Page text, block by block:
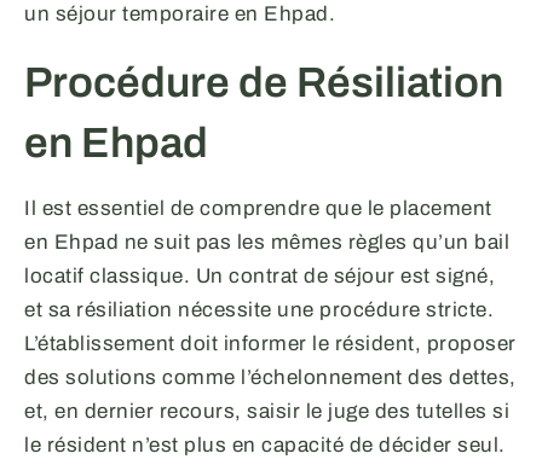
un séjour temporaire en Ehpad.
Procédure de Résiliation
en Ehpad
Il est essentiel de comprendre que le placement
en Ehpad ne suit pas les mêmes règles qu’un bail
locatif classique. Un contrat de séjour est signé,
et sa résiliation nécessite une procédure stricte.
L’établissement doit informer le résident, proposer
des solutions comme l’échelonnement des dettes,
et, en dernier recours, saisir le juge des tutelles si
le résident n’est plus en capacité de décider seul.